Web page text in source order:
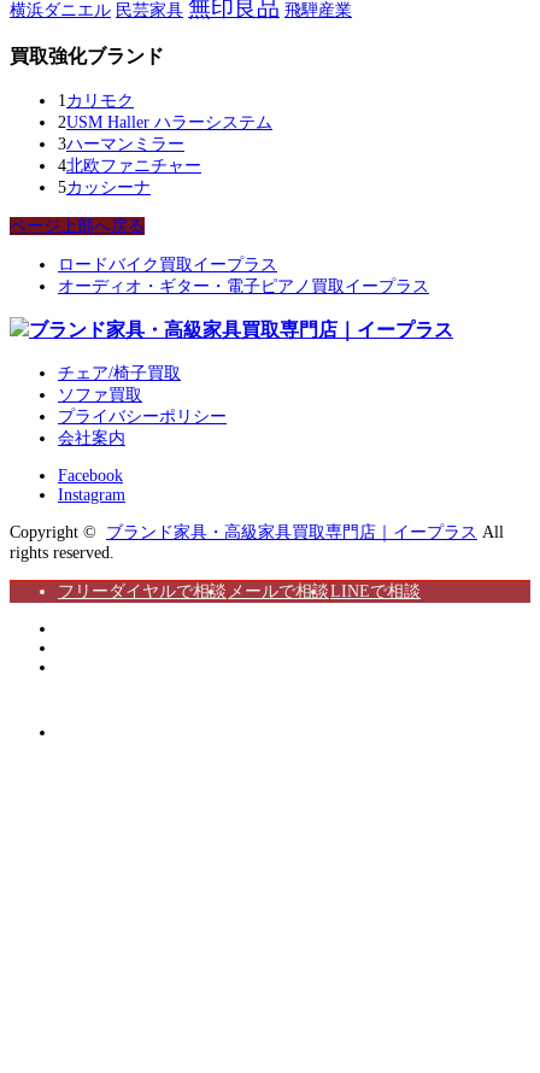
横浜ダニエル 民芸家具 無印良品 飛騨産業
買取強化ブランド
1 カリモク
2USM Haller ハラーシステム
3ハーマンミラー
4北欧ファニチャー
5カッシーナ
ページ上部へ戻る
ロードバイク買取イープラス
オーディオ・ギター・電子ピアノ買取イープラス
チェア/椅子買取
ソファ買取
プライバシーポリシー
会社案内
Facebook
Instagram
Copyright © ブランド家具・高級家具買取専門店｜イープラス All
rights reserved.
フリーダイヤルで相談 メールで相談LINEで相談